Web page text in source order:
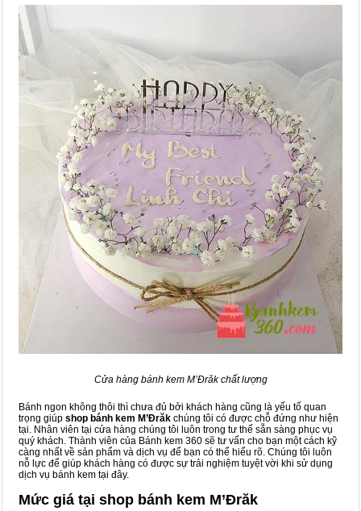
Cửa hàng bánh kem M’Đrăk chất lượng
Bánh ngon không thôi thì chưa đủ bởi khách hàng cũng là yếu tố quan
trọng giúp shop bánh kem M’Đrăk chúng tôi có được chỗ đứng như hiện
tại. Nhân viên tại cửa hàng chúng tôi luôn trong tư thế sẵn sàng phục vụ
quý khách. Thành viên của Bánh kem 360 sẽ tư vấn cho bạn một cách kỹ
càng nhất về sản phẩm và dịch vụ để bạn có thể hiểu rõ. Chúng tôi luôn
nỗ lực để giúp khách hàng có được sự trải nghiệm tuyệt vời khi sử dụng
dịch vụ bánh kem tại đây.
Mức giá tại shop bánh kem M’Đrăk